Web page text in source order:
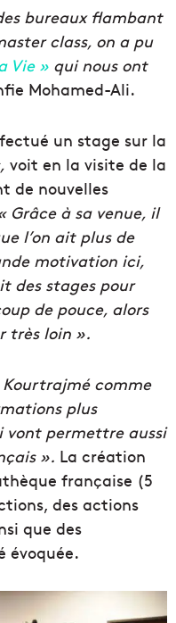
bureaux flambant
class, on a pu
Vie » qui nous ont
Mohamed-Ali.
un stage sur la
voit en la visite de la
de nouvelles
Grâce à sa venue, il
l’on ait plus de
motivation ici,
des stages pour
de pouce, alors
très loin ».
Kourtrajmé comme
plus
vont permettre aussi
». La création
française (5
des actions
que des
évoquée.